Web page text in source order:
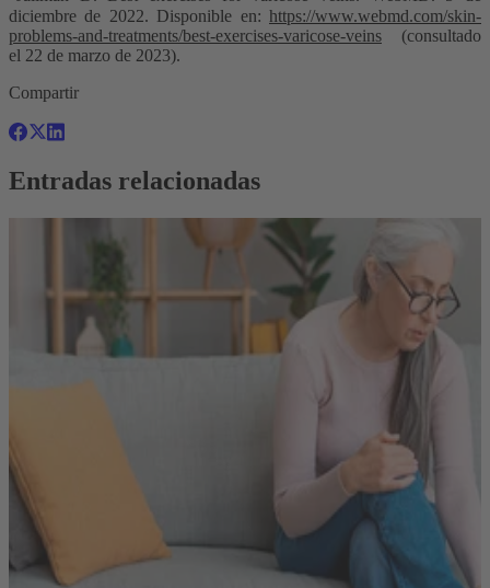
diciembre de 2022. Disponible en: https://www.webmd.com/skin-
problems-and-treatments/best-exercises-varicose-veins (consultado
el 22 de marzo de 2023).
Compartir
Entradas relacionadas